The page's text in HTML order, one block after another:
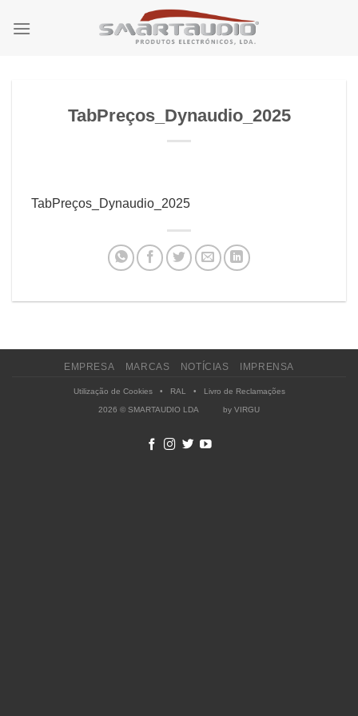
TabPreços_Dynaudio_2025
TabPreços_Dynaudio_2025
EMPRESA MARCAS NOTÍCIAS IMPRENSA
Utilização de Cookies• RAL • Livro de Reclamações
2026 © SMARTAUDIO LDA by VIRGU